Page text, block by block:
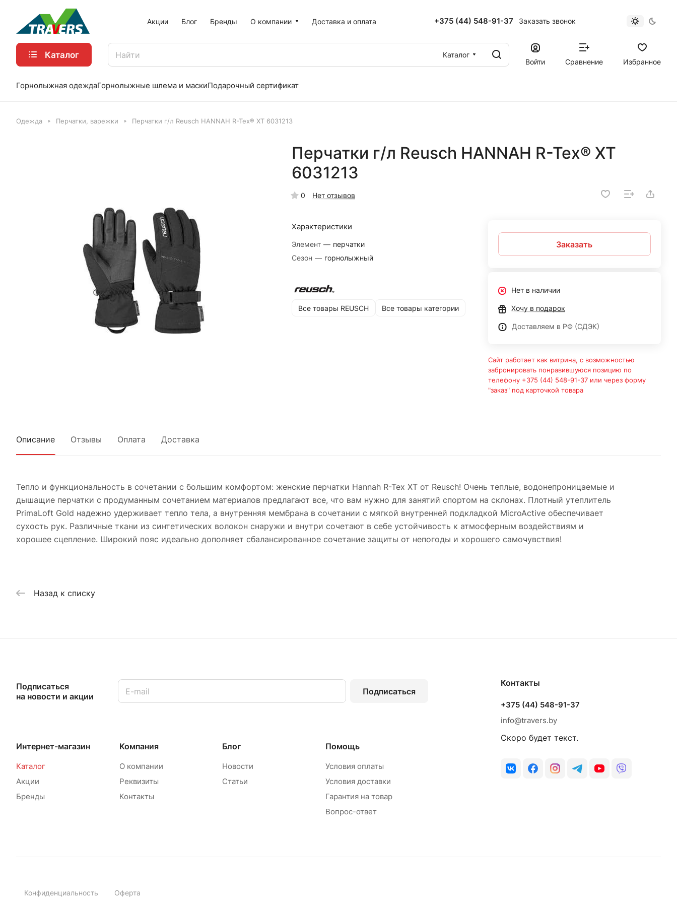
Акции Блог Бренды О компании Доставка и оплата +375 (44) 548-91-37 Заказать звонок
Каталог
Каталог
Войти
Сравнение Избранное
Горнолыжная одеждаГорнолыжные шлема и маскиПодарочный сертификат
Одежда Перчатки, варежки Перчатки г/л Reusch HANNAH R-Tex® XT 6031213
Перчатки г/л Reusch HANNAH R-Tex® XT
6031213
0 Нет отзывов
Характеристики
Элемент — перчатки
Сезон — горнолыжный
Все товары REUSCH Все товары категории
Заказать
Нет в наличии
Хочу в подарок
Доставляем в РФ (СДЭК)
Сайт работает как витрина, с возможностью
забронировать понравившуюся позицию по
телефону +375 (44) 548-91-37 или через форму
"заказ" под карточкой товара
Описание Отзывы Оплата Доставка
Тепло и функциональность в сочетании с большим комфортом: женские перчатки Hannah R-Tex XT от Reusch! Очень теплые, водонепроницаемые и
дышащие перчатки с продуманным сочетанием материалов предлагают все, что вам нужно для занятий спортом на склонах. Плотный утеплитель
PrimaLoft Gold надежно удерживает тепло тела, а внутренняя мембрана в сочетании с мягкой внутренней подкладкой MicroActive обеспечивает
сухость рук. Различные ткани из синтетических волокон снаружи и внутри сочетают в себе устойчивость к атмосферным воздействиям и
хорошее сцепление. Широкий пояс идеально дополняет сбалансированное сочетание защиты от непогоды и хорошего самочувствия!
Назад к списку
Подписаться
на новости и акции
Подписаться
Интернет-магазин
Каталог
Акции
Бренды
Компания
О компании
Реквизиты
Контакты
Блог
Новости
Статьи
Помощь
Условия оплаты
Условия доставки
Гарантия на товар
Вопрос-ответ
Контакты
+375 (44) 548-91-37
info@travers.by
Скоро будет текст.
Конфиденциальность Оферта